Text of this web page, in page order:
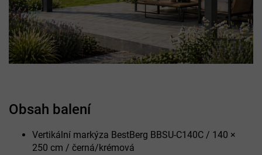
Obsah balení
Vertikální markýza BestBerg BBSU-C140C / 140 ×
250 cm / černá/krémová